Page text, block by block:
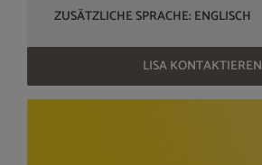
ZUSÄTZLICHE SPRACHE: ENGLISCH
LISA KONTAKTIEREN